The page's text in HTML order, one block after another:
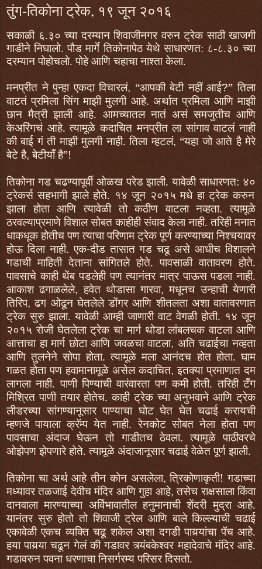
तुंग-तिकोना ट्रेक, १९ जून २०१६
सकाळी ६.३० च्या दरम्यान शिवाजीनगर वरुन ट्रेक साठी खाजगी
गाडीने निघालो. पौड मार्गे तिकोनापेठ येथे साधारणत: ८-८.३० च्या
दरम्यान पोहोचलो. पोहे आणि चहाचा नाश्ता केला.
मनप्रीत ने पुन्हा एकदा विचारलं, “आपकी बेटी नहीं आई?” तिला
वाटतं प्रमिला सिंग माझी मुलगी आहे. अर्थात प्रमिला आणि माझी
छान मैत्री झाली आहे. आमच्यातल नातं असं समजुतीच आणि
केअरिंगचं आहे. त्यामूळे कदाचित मनप्रीत ला सांगाव वाटलं नाही
की बाई गं ती माझी मुलगी नाही. तिला म्हटलं, “यहा जो आते है मेरे
बेटे है,बेटीयाँ है”!
तिकोना गड चढण्यापूर्वी ओळख परेड झाली. यावेळी साधारणत: ४०
ट्रेकर्स सहभागी झाले होते. १४ जून २०१५ मधे हा ट्रेक करुन
झाला होता आणि त्यावेळी तो कठीण वाटला नव्हता. त्यामूळे
ठरवल्याप्रमाणे विशाल सोबत काहीही संवाद केला नाही. तरिही मनात
धाकधूक होतीच पण त्याचा परिणाम ट्रेक पूर्ण करण्याच्या निश्‍चयावर
होऊ दिला नाही. एक-दीड तासात गड चढू असे आधीच विशालने
गडाची माहिती देताना सांगितले होते. पावसाळी वातावरण होते.
पावसाचे काही थेंब पडलेही पण त्यानंतर मात्र पाऊस पडला नाही.
आकाश ढगाळलेले,हवेत थोडासा गारवा,मधूनच उन्हाची येणारी
तिरिप,ढग ओढून घेतलेले डोंगर आणि शीतलता अशा वातावरणात
ट्रेक सुरु झाला. यावेळी आम्ही जाणारी वाट वेगळी होती. १४ जून
२०१५ रोजी घेतलेला ट्रेक चा मार्ग थोडा लांबलचक वाटला आणि
आत्ताचा हा मार्ग छोटा आणि जवळचा वाटला, अति चढाईचा नव्हता
आणि तुलनेने सोपा होता. त्यामूळे मला आनंदच होत होता. घाम
गळत होता पण हवामानामूळे असेल कदाचित,इतक्या प्रमाणात दम
लागला नाही. पाणी पिण्याची वारंवारता पण कमी होती. तरिही टँग
मिश्रित पाणी तयार होतेच. काही ट्रेक च्या अनुभवाने आणि ट्रेक
लीडरच्या सांगण्यानूसार पाण्याचा घोट घेत घेत चढाई करायची
म्हणजे पायाला क्रॅम्प येत नाही. रेनकोट सोबत नेला होता पण
पावसाचा अंदाज घेऊन तो गाडीतच ठेवला. त्यामूळे पाठीवरचे
ओझेपण झेपणारे होते. त्यामूळे अंदाजानूसार चढाई वेळेत पूर्ण झाली.
तिकोना चा अर्थ आहे तीन कोन असलेला,त्रिकोणाकृती! गडाच्या
मध्यावर तळजाई देवीच मंदिर आणि गुहा आहे,तसेच राक्षसाला किंवा
दानवाला मारण्याच्या अर्विभावातील हनुमानाची शेंदरी मुद्रा आहे.
यानंतर सुरु होतो तो शिवाजी ट्रेल आणि बाले किल्ल्याची चढाई
एकावेळी एकच व्यक्ति चढू शकेल अशा दगडी पायर्‍यांचा पॅच आहे.
हया पायर्‍या चढून गेलं की गडावर त्र्यंबकेश्‍वर महादेवाचे मंदिर आहे.
गडावरुन पवना धरणाचा निसर्गरम्य परिसर दिसतो.